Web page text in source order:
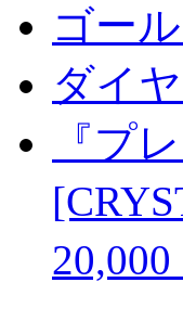
ゴー
ダイ
『プ
20,000